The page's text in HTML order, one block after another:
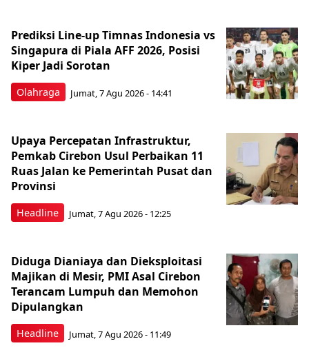
Olahraga
Prediksi Line-up Timnas Indonesia vs
Singapura di Piala AFF 2026, Posisi
Kiper Jadi Sorotan
Jumat, 7 Agu 2026 - 14:41
Headline
Upaya Percepatan Infrastruktur,
Pemkab Cirebon Usul Perbaikan 11
Ruas Jalan ke Pemerintah Pusat dan
Provinsi
Jumat, 7 Agu 2026 - 12:25
Headline
Diduga Dianiaya dan Dieksploitasi
Majikan di Mesir, PMI Asal Cirebon
Terancam Lumpuh dan Memohon
Dipulangkan
Jumat, 7 Agu 2026 - 11:49